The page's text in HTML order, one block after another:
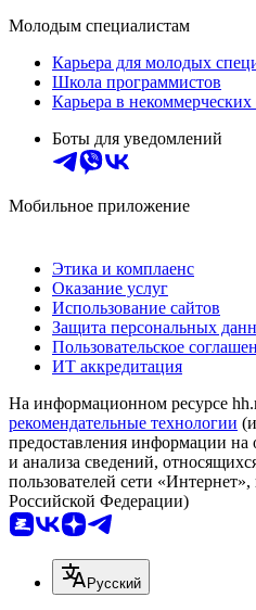
Молодым специалистам
Карьера для молодых
Школа программистов
Карьера в некоммерческих
Боты для уведомлений
Мобильное приложение
Этика и комплаенс
Оказание услуг
Использование сайтов
Защита персональных
Пользовательское
ИТ аккредитация
На информационном ресурсе
рекомендательные технологии
предоставления информации на
и анализа сведений,
пользователей сети
Российской Федерации)
Русский